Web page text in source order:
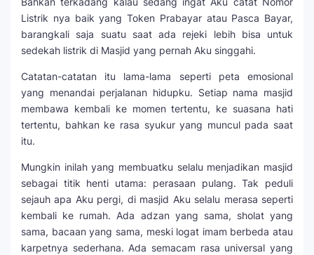
Listrik nya baik yang Token Prabayar atau Pasca Bayar,
barangkali saja suatu saat ada rejeki lebih bisa untuk
sedekah listrik di Masjid yang pernah Aku singgahi.
Catatan-catatan itu lama-lama seperti peta emosional
yang menandai perjalanan hidupku. Setiap nama masjid
membawa kembali ke momen tertentu, ke suasana hati
tertentu, bahkan ke rasa syukur yang muncul pada saat
itu.
Mungkin inilah yang membuatku selalu menjadikan masjid
sebagai titik henti utama: perasaan pulang. Tak peduli
sejauh apa Aku pergi, di masjid Aku selalu merasa seperti
kembali ke rumah. Ada adzan yang sama, sholat yang
sama, bacaan yang sama, meski logat imam berbeda atau
karpetnya sederhana. Ada semacam rasa universal yang